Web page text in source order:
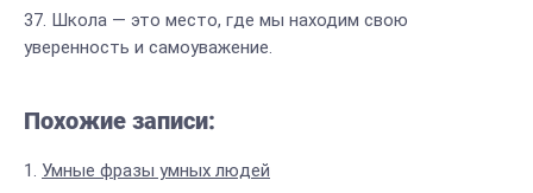
Школа — это место, где мы находим свою
уверенность и самоуважение.
Похожие записи:
Умные фразы умных людей